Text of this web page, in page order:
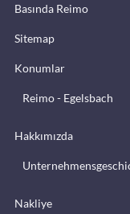
Basında Reimo
Sitemap
Konumlar
Reimo - Egelsbach
Hakkımızda
Nakliye